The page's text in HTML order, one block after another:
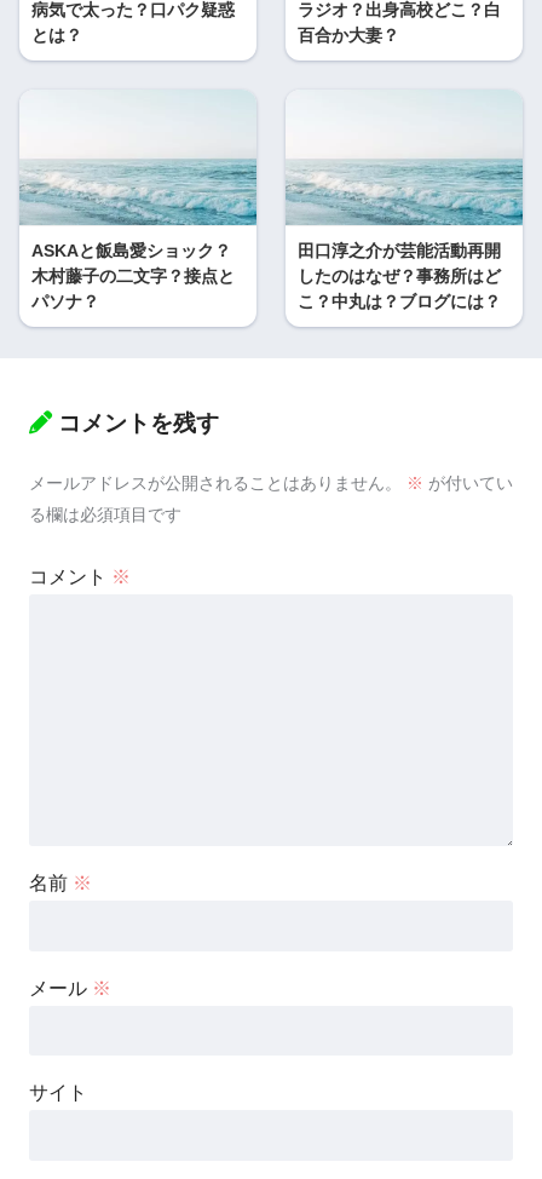
病気で太った？口パク疑惑
とは？
ラジオ？出身高校どこ？白
百合か大妻？
ASKAと飯島愛ショック？
木村藤子の二文字？接点と
パソナ？
田口淳之介が芸能活動再開
したのはなぜ？事務所はど
こ？中丸は？ブログには？
コメントを残す
メールアドレスが公開されることはありません。 ※ が付いてい
る欄は必須項目です
コメント ※
名前 ※
メール ※
サイト